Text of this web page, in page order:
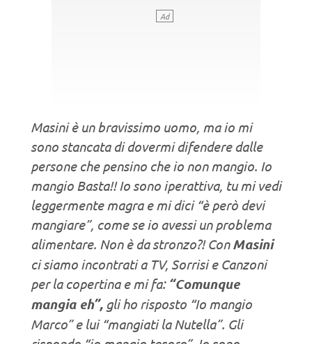
Masini è un bravissimo uomo, ma io mi
sono stancata di dovermi difendere dalle
persone che pensino che io non mangio. Io
mangio Basta!! Io sono iperattiva, tu mi vedi
leggermente magra e mi dici “è però devi
mangiare”, come se io avessi un problema
alimentare. Non è da stronzo?! ConMasini
ci siamo incontrati a TV, Sorrisi e Canzoni
per la copertina e mi fa: “Comunque
mangia eh”, gli ho risposto “Io mangio
Marco” e lui “mangiati la Nutella”. Gli